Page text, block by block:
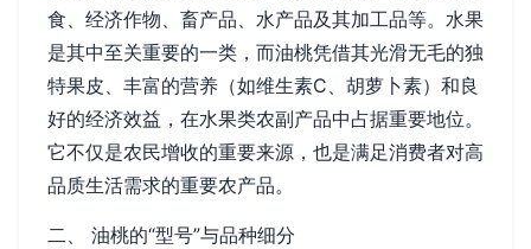
食、经济作物、畜产品、水产品及其加工品等。水果
是其中至关重要的一类，而油桃凭借其光滑无毛的独
特果皮、丰富的营养（如维生素C、胡萝卜素）和良
好的经济效益，在水果类农副产品中占据重要地位。
它不仅是农民增收的重要来源，也是满足消费者对高
品质生活需求的重要农产品。
二、 油桃的“型号”与品种细分